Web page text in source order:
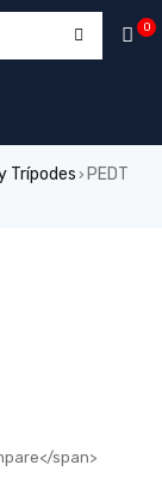
0
Trípodes› PEDT
span>